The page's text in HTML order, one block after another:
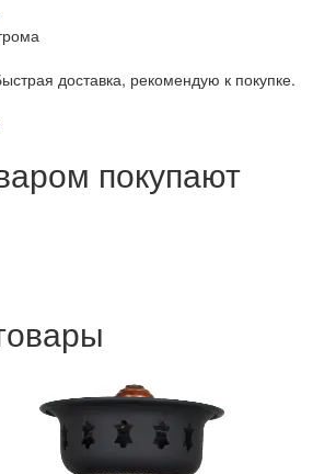
доставка, рекомендую к покупке.
покупают